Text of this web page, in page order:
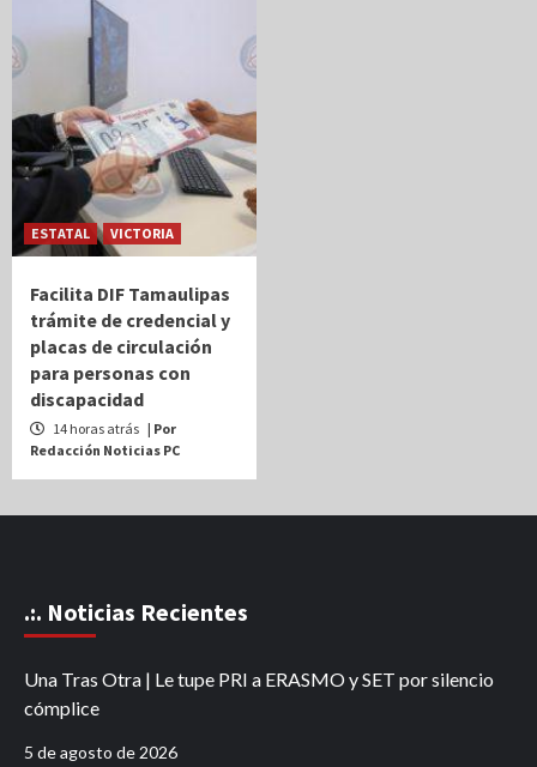
ESTATAL VICTORIA
Facilita DIF Tamaulipas
trámite de credencial y
placas de circulación
para personas con
discapacidad
14 horas atrás | Por
Redacción Noticias PC
.:. Noticias Recientes
Una Tras Otra | Le tupe PRI a ERASMO y SET por silencio
cómplice
5 de agosto de 2026